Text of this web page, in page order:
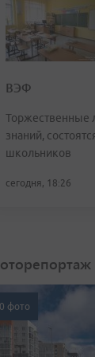
ВЭФ
Торжественные
знаний,
школьников
сегодня, 18:26
фото